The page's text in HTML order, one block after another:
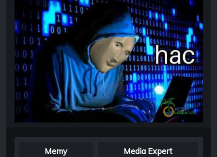
Memy Media Expert